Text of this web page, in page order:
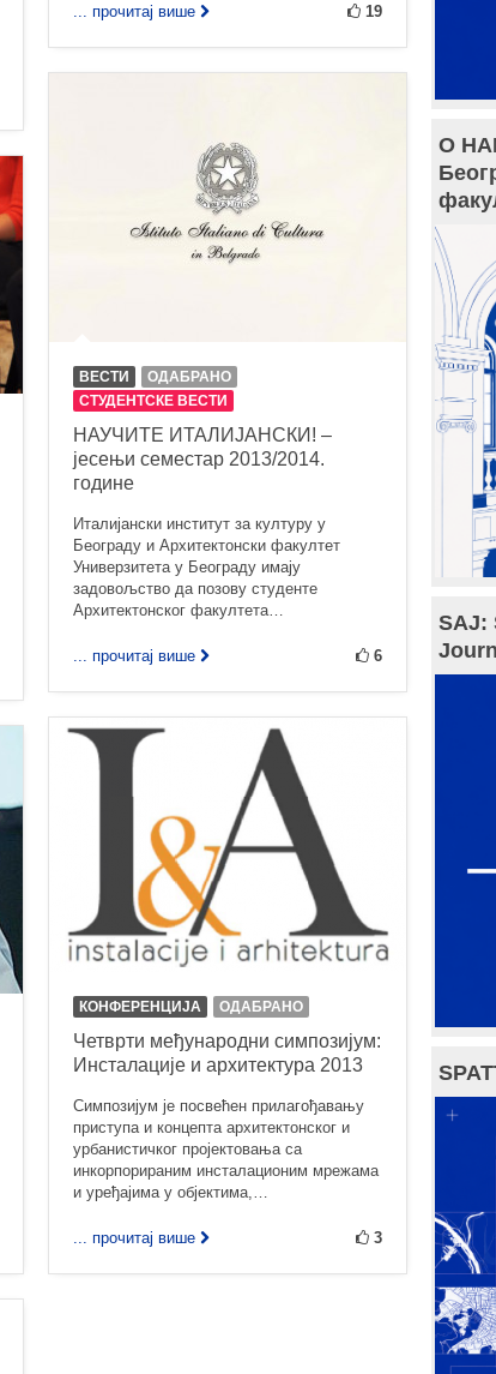
... прочитај више 19
ВЕСТИ
ОДАБРАНО
СТУДЕНТСКЕ ВЕСТИ
НАУЧИТЕ ИТАЛИЈАНСКИ! –
јесењи семестар 2013/2014.
године
Италијански институт за културу у
Београду и Архитектонски факултет
Универзитета у Београду имају
задовољство да позову студенте
Архитектонског факултета…
... прочитај више 6
КОНФЕРЕНЦИЈА ОДАБРАНО
Четврти међународни симпозијум:
Инсталације и архитектура 2013
Симпозијум је посвећен прилагођавању
приступа и концепта архитектонског и
урбанистичког пројектовања са
инкорпорираним инсталационим мрежама
и уређајима у објектима,…
... прочитај више 3
О
SAJ: